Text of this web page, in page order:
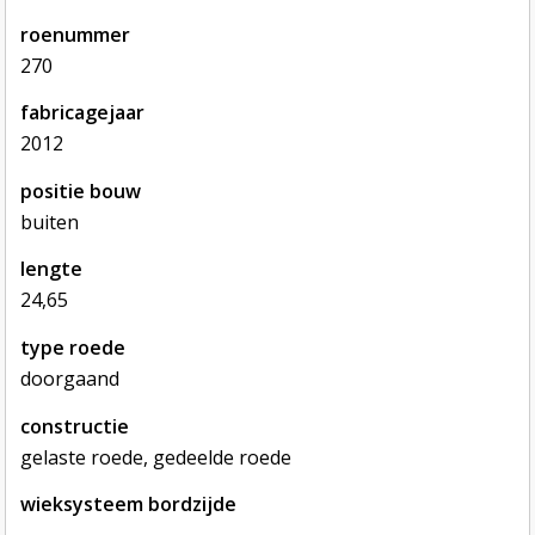
roenummer
270
fabricagejaar
2012
positie bouw
buiten
lengte
24,65
type roede
doorgaand
constructie
gelaste roede, gedeelde roede
wieksysteem bordzijde